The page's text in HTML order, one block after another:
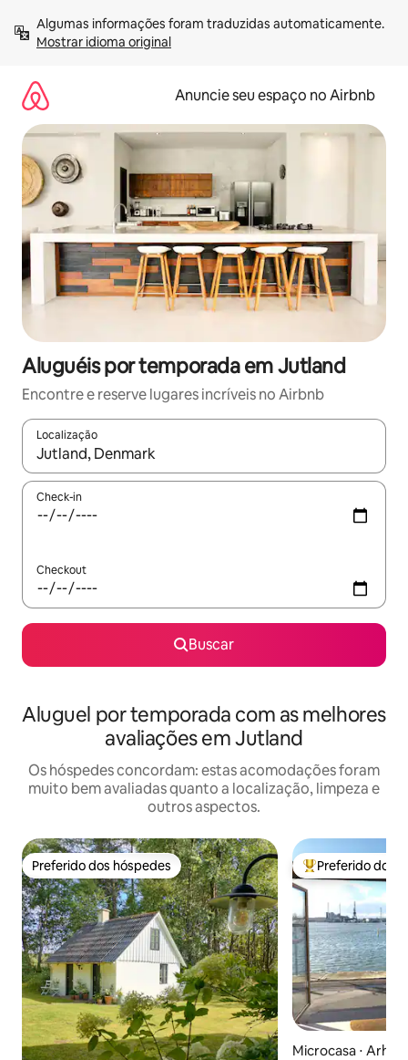
para
Mostrar idioma original
Anuncie seu espaço no Airbnb
Aluguéis por temporada em Jutland
Encontre e reserve lugares incríveis no Airbnb
Localização
Quando os resultados estiverem disponíveis, explore-os
Check-in
Checkout
Buscar
Aluguel por temporada com as melhores
avaliações em Jutland
Os hóspedes concordam: estas acomodações foram
muito bem avaliadas quanto a localização, limpeza e
outros aspectos.
Preferido dos hóspedes
Preferido dos hóspedes Entre os
Preferido dos
Microcasa ⋅ Arhus